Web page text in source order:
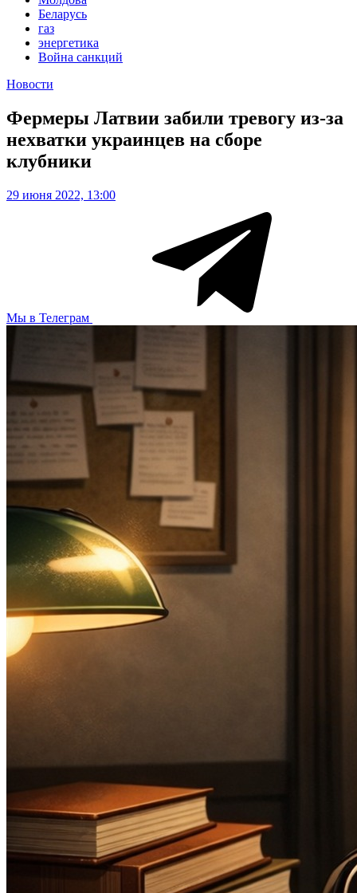
Беларусь
газ
энергетика
Война санкций
Новости
Фермеры Латвии забили тревогу из-за
нехватки украинцев на сборе
клубники
29 июня 2022, 13:00
Мы в Телеграм